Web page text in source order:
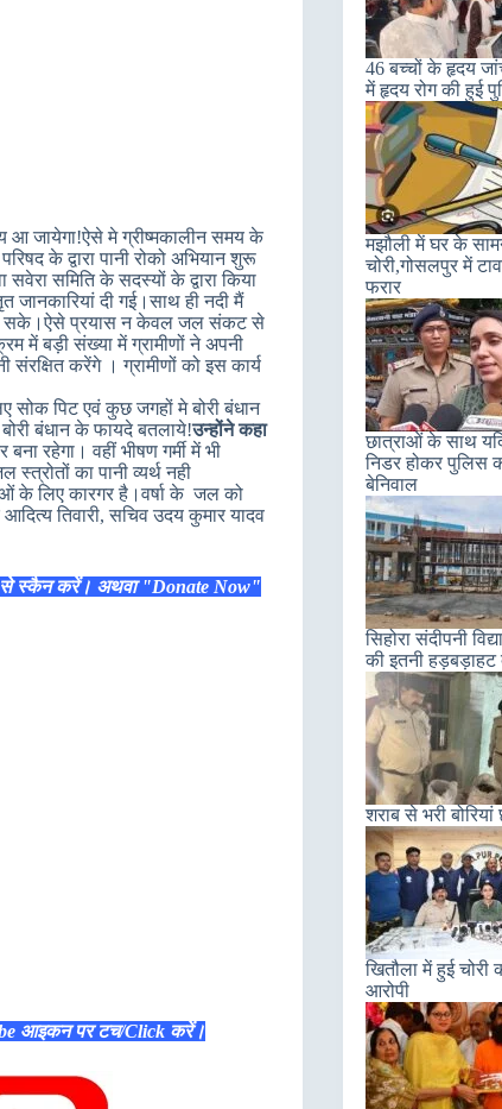
आ जायेगा!ऐसे मे ग्रीष्मकालीन समय के
के द्वारा पानी रोको अभियान शुरू
सवेरा समिति के सदस्यों के द्वारा किया
दी गई।साथ ही नदी मैं
हो सके।ऐसे प्रयास न केवल जल संकट से
में बड़ी संख्या में ग्रामीणों ने अपनी
संरक्षित करेंगे । ग्रामीणों को इस कार्य
सोक पिट एवं कुछ जगहों मे बोरी बंधान
बंधान के फायदे बतलाये!उन्होंने कहा
रहेगा। वहीं भीषण गर्मी में भी
स्त्रोतों का पानी व्यर्थ नही
के लिए कारगर है।वर्षा के जल को
तिवारी, सचिव उदय कुमार यादव
से स्कैन करें। अथवा "Donate Now"
आइकन पर टच/Click करें।
46 बच्चों के हृदय
में हृदय रोग की हुई
मझौली में घर के
चोरी,गोसलपुर में
फरार
छात्राओं के साथ
निडर होकर पुलिस
बेनिवाल
सिहोरा संदीपनी
की इतनी हड़बड़ाहट
शराब से भरी
खितौला में हुई
आरोपी